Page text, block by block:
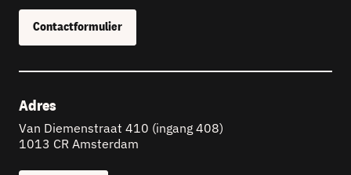
Contactformulier
Adres
Van Diemenstraat 410 (ingang 408)
1013 CR Amsterdam